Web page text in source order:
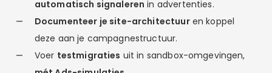
automatisch signaleren in advertenties.
Documenteer je site-architectuuren koppel
deze aan je campagnestructuur.
Voer testmigraties uit in sandbox-omgevingen,